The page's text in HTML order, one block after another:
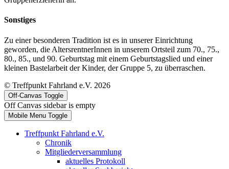
Sonstiges
Zu einer besonderen Tradition ist es in unserer Einrichtung
geworden, die AltersrentnerInnen in unserem Ortsteil zum 70., 75.,
80., 85., und 90. Geburtstag mit einem Geburtstagslied und einer
kleinen Bastelarbeit der Kinder, der Gruppe 5, zu überraschen.
© Treffpunkt Fahrland e.V. 2026
Off-Canvas Toggle
Off Canvas sidebar is empty
Mobile Menu Toggle
Treffpunkt Fahrland e.V.
Chronik
Mitgliederversammlung
aktuelles Protokoll